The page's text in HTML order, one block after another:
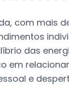
com mais
das
em
e